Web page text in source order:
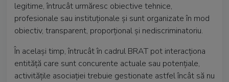
legitime, întrucât urmăresc obiective tehnice,
profesionale sau instituționale și sunt organizate în mod
obiectiv, transparent, proporțional și nediscriminatoriu.
În același timp, întrucât în cadrul BRAT pot interacționa
entităță care sunt concurente actuale sau potențiale,
activitățile asociației trebuie gestionate astfel încât să nu